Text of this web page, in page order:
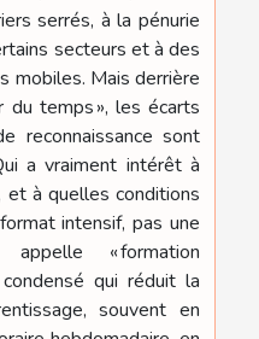
serrés, à la pénurie
secteurs et à des
mobiles. Mais derrière
du temps », les écarts
reconnaissance sont
a vraiment intérêt à
et à quelles conditions
intensif, pas une
« formation
qui réduit la
souvent en